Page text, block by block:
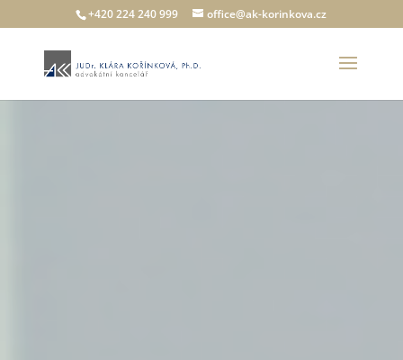
+420 224 240 999 office@ak-korinkova.cz